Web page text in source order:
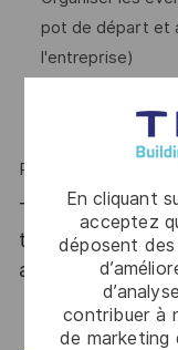
En cliquant
acceptez
déposent
contribuer à
de marketing
pot de départ et
l'entreprise)
Nous sommes
Rejoignez-nous!
Thales,
tous les talents.
atout. Postulez